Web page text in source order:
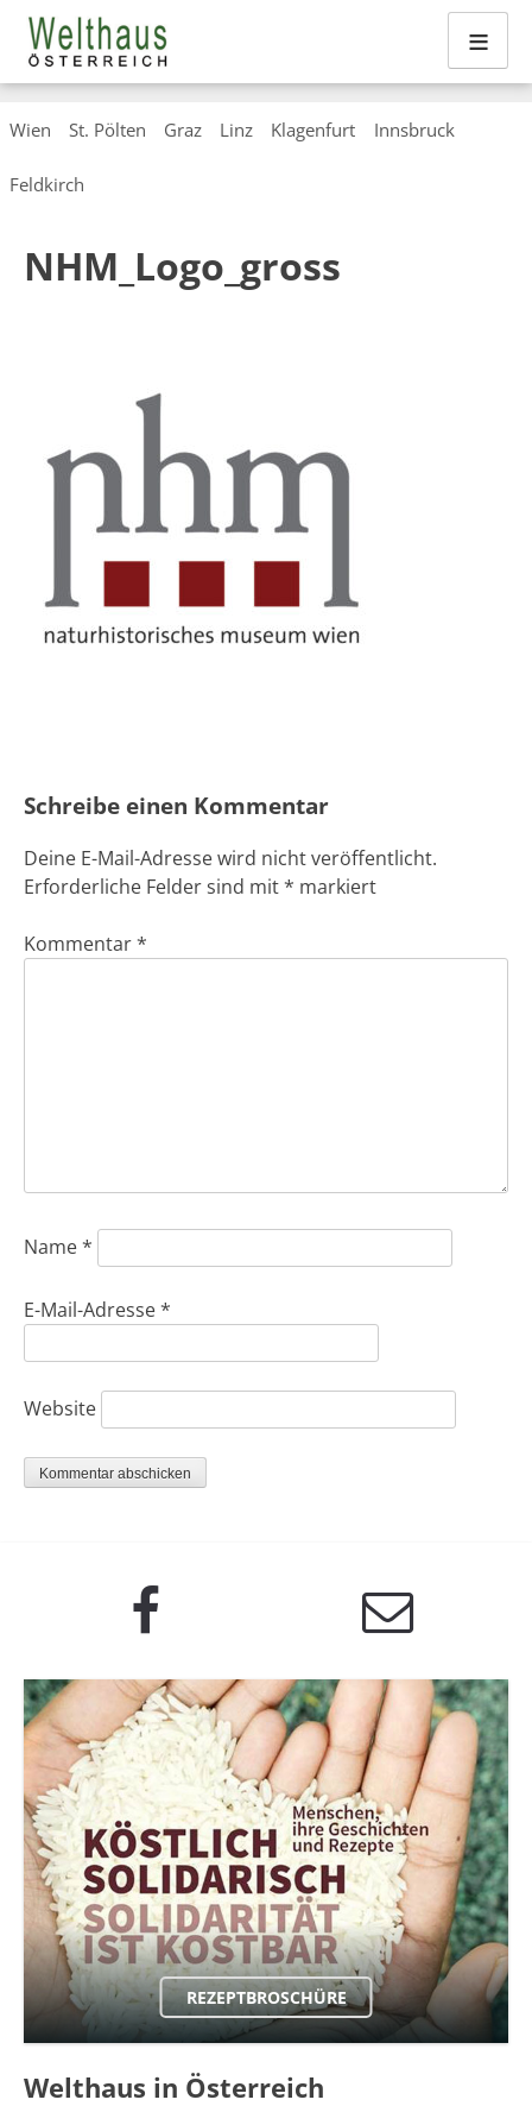
to
content
Wien St. Pölten Graz Linz Klagenfurt Innsbruck
Feldkirch
≡
NHM_Logo_gross
Schreibe einen Kommentar
Deine E-Mail-Adresse wird nicht veröffentlicht.
Erforderliche Felder sind mit* markiert
Kommentar*
Name*
E-Mail-Adresse*
Website
REZEPTBROSCHÜRE
Welthaus in Österreich